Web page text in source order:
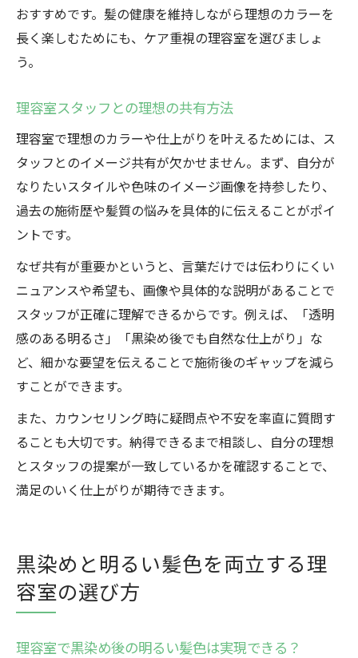
おすすめです。髪の健康を維持しながら理想のカラーを
長く楽しむためにも、ケア重視の理容室を選びましょ
う。
理容室スタッフとの理想の共有方法
理容室で理想のカラーや仕上がりを叶えるためには、ス
タッフとのイメージ共有が欠かせません。まず、自分が
なりたいスタイルや色味のイメージ画像を持参したり、
過去の施術歴や髪質の悩みを具体的に伝えることがポイ
ントです。
なぜ共有が重要かというと、言葉だけでは伝わりにくい
ニュアンスや希望も、画像や具体的な説明があることで
スタッフが正確に理解できるからです。例えば、「透明
感のある明るさ」「黒染め後でも自然な仕上がり」な
ど、細かな要望を伝えることで施術後のギャップを減ら
すことができます。
また、カウンセリング時に疑問点や不安を率直に質問す
ることも大切です。納得できるまで相談し、自分の理想
とスタッフの提案が一致しているかを確認することで、
満足のいく仕上がりが期待できます。
黒染めと明るい髪色を両立する理
容室の選び方
理容室で黒染め後の明るい髪色は実現できる？